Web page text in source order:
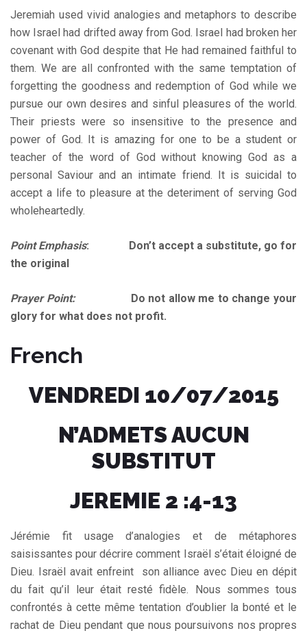
Jeremiah used vivid analogies and metaphors to describe
how Israel had drifted away from God. Israel had broken her
covenant with God despite that He had remained faithful to
them. We are all confronted with the same temptation of
forgetting the goodness and redemption of God while we
pursue our own desires and sinful pleasures of the world.
Their priests were so insensitive to the presence and
power of God. It is amazing for one to be a student or
teacher of the word of God without knowing God as a
personal Saviour and an intimate friend. It is suicidal to
accept a life to pleasure at the deteriment of serving God
wholeheartedly.
Point Emphasis: Don’t accept a substitute, go for
the original
Prayer Point:Do not allow me to change your
glory for what does not profit.
French
VENDREDI 10/07/2015
N’ADMETS AUCUN
SUBSTITUT
JEREMIE 2 :4-13
Jérémie fit usage d’analogies et de métaphores
saisissantes pour décrire comment Israël s’était éloigné de
Dieu. Israël avait enfreint son alliance avec Dieu en dépit
du fait qu’il leur était resté fidèle. Nous sommes tous
confrontés à cette même tentation d’oublier la bonté et le
rachat de Dieu pendant que nous poursuivons nos propres